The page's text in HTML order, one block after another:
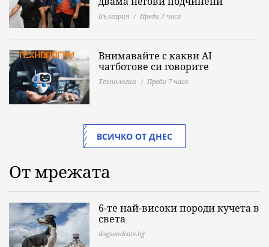
България Преди 7 часа
Внимавайте с какви AI
чатботове си говорите
Технологии Преди 7 часа
ВСИЧКО ОТ ДНЕС
От мрежата
6-те най-високи породи кучета в
света
dogsandcats.bg